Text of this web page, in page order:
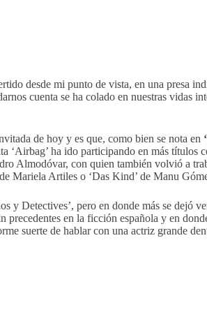
desde mi punto de vista, en una presa
cuenta se ha colado en nuestras vidas
de hoy y es que, como bien se nota en
‘Airbag’ ha ido participando en más títulos
Almodóvar, con quien también volvió a
Mariela Artiles o ‘Das Kind’ de Manu
y Detectives’, pero en donde más se dejó
en la ficción española y en
suerte de hablar con una actriz grande